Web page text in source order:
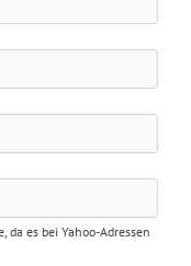
da es bei Yahoo-Adressen